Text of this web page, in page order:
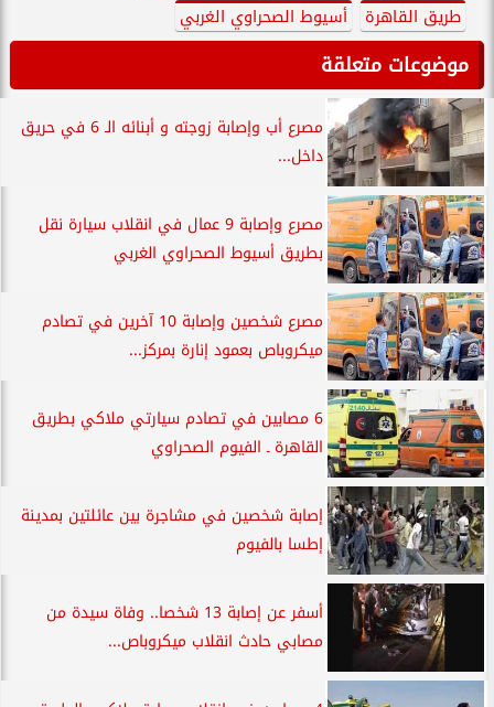
طريق القاهرة
أسيوط الصحراوي الغربي
موضوعات متعلقة
مصرع أب وإصابة زوجته و أبنائه الـ 6 في حريق
داخل...
مصرع وإصابة 9 عمال في انقلاب سيارة نقل
بطريق أسيوط الصحراوي الغربي
مصرع شخصين وإصابة 10 آخرين في تصادم
ميكروباص بعمود إنارة بمركز...
6 مصابين في تصادم سيارتي ملاكي بطريق
القاهرة ـ الفيوم الصحراوي
إصابة شخصين في مشاجرة بين عائلتين بمدينة
إطسا بالفيوم
أسفر عن إصابة 13 شخصا.. وفاة سيدة من
مصابي حادث انقلاب ميكروباص...